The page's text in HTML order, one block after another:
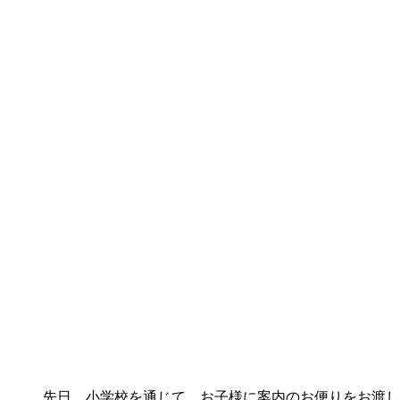
先日、小学校を通じて、お子様に案内のお便りをお渡し